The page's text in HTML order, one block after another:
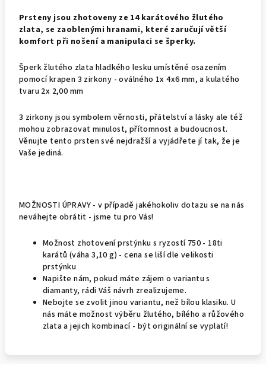
Prsteny jsou zhotoveny ze 14 karátového žlutého
zlata, se zaoblenými hranami, které zaručují větší
komfort při nošení a manipulaci se šperky.
Šperk žlutého zlata hladkého lesku umístěné osazením
pomocí krapen 3 zirkony - oválného 1x 4x6 mm, a kulatého
tvaru 2x 2,00 mm
3 zirkony jsou symbolem věrnosti, přátelství a lásky ale též
mohou zobrazovat minulost, přítomnost a budoucnost.
Věnujte tento prsten své nejdražší a vyjádřete jí tak, že je
Vaše jediná.
MOŽNOSTI ÚPRAVY - v případě jakéhokoliv dotazu se na nás
neváhejte obrátit - jsme tu pro Vás!
Možnost zhotovení prstýnku s ryzostí 750 - 18ti
karátů (váha 3,10 g) - cena se liší dle velikosti
prstýnku
Napište nám, pokud máte zájem o variantu s
diamanty, rádi Váš návrh zrealizujeme.
Nebojte se zvolit jinou variantu, než bílou klasiku. U
nás máte možnost výběru žlutého, bílého a růžového
zlata a jejich kombinací - být originální se vyplatí!